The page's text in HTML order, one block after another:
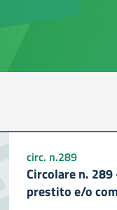
circ. n.289
Circolare n.
prestito e/o